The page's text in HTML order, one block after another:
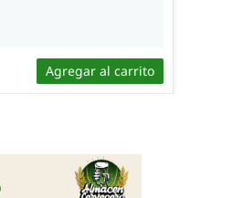
Agregar al carrito